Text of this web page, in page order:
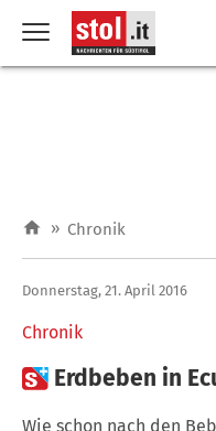
» Chronik
Chronik
Donnerstag, 21. April 2016
 Erdbeben in
Wie schon nach den